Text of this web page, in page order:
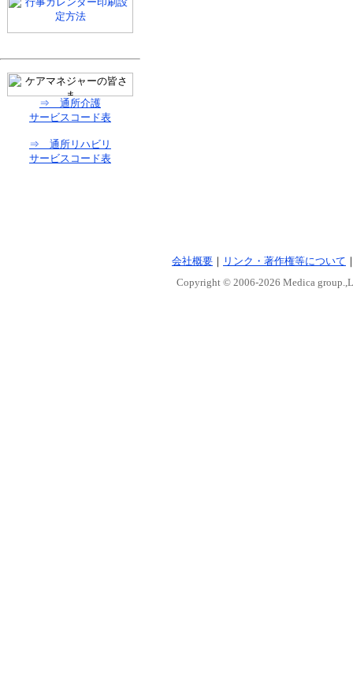
⇒ 通所介護
サービスコード表
⇒ 通所リハビリ
サービスコード表
会社概要 ｜ リンク・著作権等について
Copyright © 2006-2026 Medica